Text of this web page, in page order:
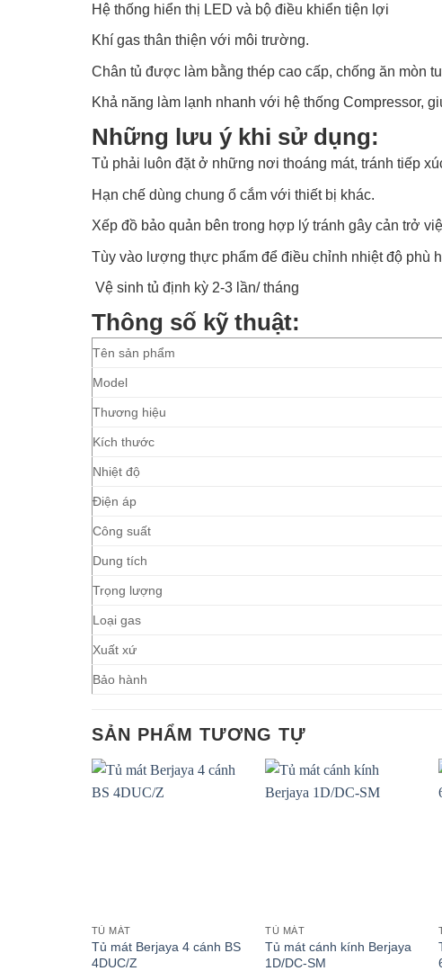
Hệ thống hiển thị LED và bộ điều khiển tiện lợi
Khí gas thân thiện với môi trường.
Chân tủ được làm bằng thép cao cấp, chống ăn mòn
Khả năng làm lạnh nhanh với hệ thống Compressor,
Những lưu ý khi sử dụng:
Tủ phải luôn đặt ở những nơi thoáng mát, tránh tiếp
Hạn chế dùng chung ổ cắm với thiết bị khác.
Xếp đồ bảo quản bên trong hợp lý tránh gây cản trở
Tùy vào lượng thực phẩm để điều chỉnh nhiệt độ phù
Vệ sinh tủ định kỳ 2-3 lần/ tháng
Thông số kỹ thuật:
Tên sản phẩm
Model
Thương hiệu
Kích thước
Nhiệt độ
Điện áp
Công suất
Dung tích
Trọng lượng
Loại gas
Xuất xứ
Bảo hành
SẢN PHẨM TƯƠNG TỰ
TỦ MÁT
Tủ mát Berjaya 4 cánh BS
4DUC/Z
TỦ MÁT
Tủ mát cánh kính Berjaya
1D/DC-SM